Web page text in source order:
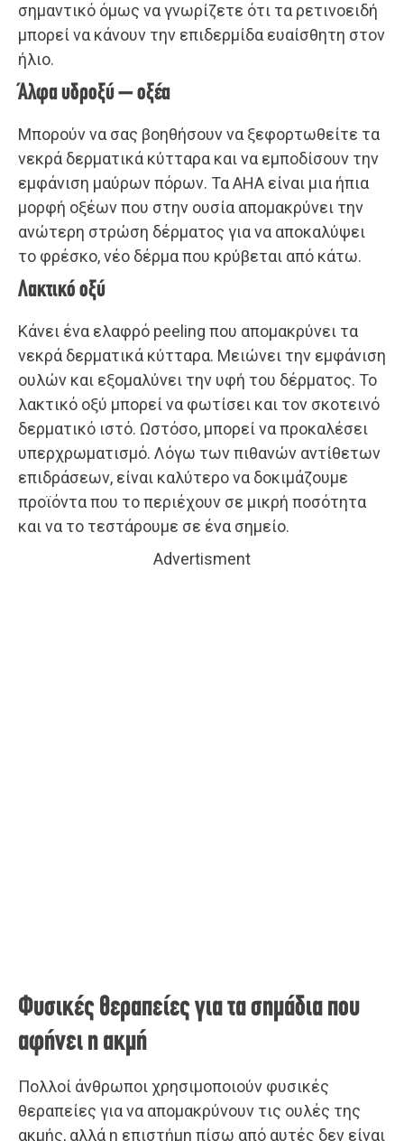
σημαντικό όμως να γνωρίζετε ότι τα ρετινοειδή
μπορεί να κάνουν την επιδερμίδα ευαίσθητη στον
ήλιο.
Άλφα υδροξύ – οξέα
Μπορούν να σας βοηθήσουν να ξεφορτωθείτε τα
νεκρά δερματικά κύτταρα και να εμποδίσουν την
εμφάνιση μαύρων πόρων. Τα AHA είναι μια ήπια
μορφή οξέων που στην ουσία απομακρύνει την
ανώτερη στρώση δέρματος για να αποκαλύψει
το φρέσκο, νέο δέρμα που κρύβεται από κάτω.
Λακτικό οξύ
Κάνει ένα ελαφρό peeling που απομακρύνει τα
νεκρά δερματικά κύτταρα. Μειώνει την εμφάνιση
ουλών και εξομαλύνει την υφή του δέρματος. Το
λακτικό οξύ μπορεί να φωτίσει και τον σκοτεινό
δερματικό ιστό. Ωστόσο, μπορεί να προκαλέσει
υπερχρωματισμό. Λόγω των πιθανών αντίθετων
επιδράσεων, είναι καλύτερο να δοκιμάζουμε
προϊόντα που το περιέχουν σε μικρή ποσότητα
και να το τεστάρουμε σε ένα σημείο.
Advertisment
Φυσικές θεραπείες για τα σημάδια που
αφήνει η ακμή
Πολλοί άνθρωποι χρησιμοποιούν φυσικές
θεραπείες για να απομακρύνουν τις ουλές της
ακμής, αλλά η επιστήμη πίσω από αυτές δεν είναι